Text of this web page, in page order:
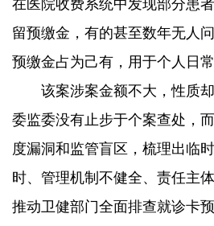
在医院收费系统中发现部分患
留预缴金，有的甚至数年无人
预缴金占为己有，用于个人日常
该案涉案金额不大，性质却
委监委没有止步于个案查处，
度漏洞和监管盲区，梳理出临
时、管理机制不健全、责任主
推动卫健部门全面排查就诊卡